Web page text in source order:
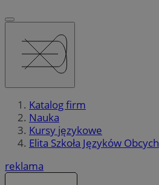
Katalog firm
Nauka
Kursy językowe
Elita Szkoła Języków Obcych
reklama